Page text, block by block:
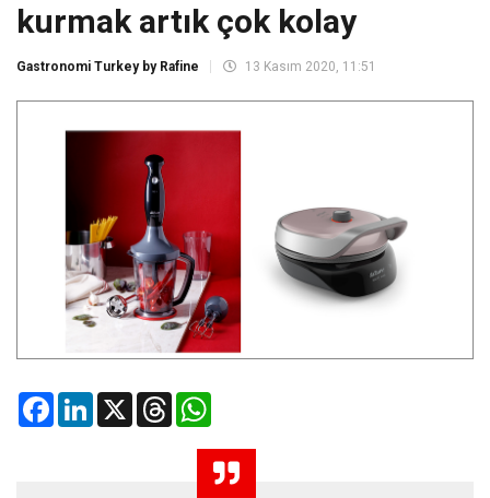
kurmak artık çok kolay
Gastronomi Turkey by Rafine 13 Kasım 2020, 11:51
FacebookLinkedIn
X Threads